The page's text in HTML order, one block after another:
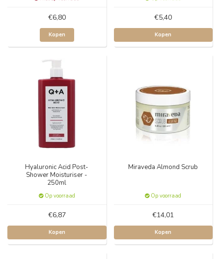
€6,80
Kopen
€5,40
Kopen
Hyaluronic Acid Post-
Shower Moisturiser -
250ml
Op voorraad
€6,87
Kopen
Miraveda Almond Scrub
Op voorraad
€14,01
Kopen